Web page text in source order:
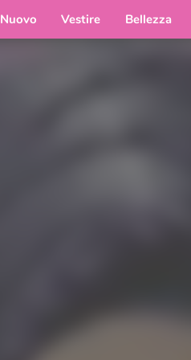
Nuovo Vestire Bellezza